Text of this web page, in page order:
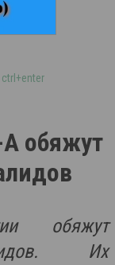
ctrl+enter
обяжут
обяжут
Их